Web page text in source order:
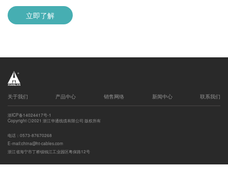
立即了解
关于我们 产品中心 销售网络 新闻中心 联系我们
Copyright ◎2021 浙江华通线缆有限公司 版权所有
浙ICP备14024417号-1
电话：0573-87670268
E-mail:china@ht-cables.com
浙江省海宁市丁桥镇钱江工业园区粤保路12号